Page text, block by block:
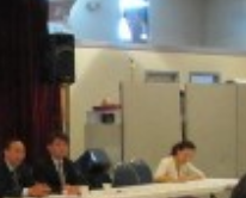
速臺灣經濟轉型升級 籲請立
等關稅